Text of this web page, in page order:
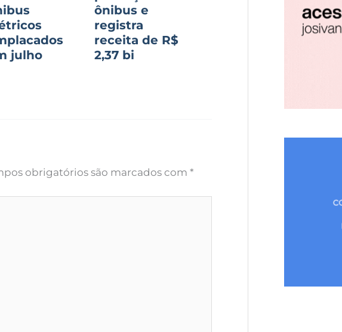
julho
ônibus e
registra
receita de R$
2,37 bi
obrigatórios são marcados com *